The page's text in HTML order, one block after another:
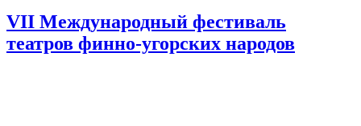
VII Международный фестиваль
театров финно-угорских народов